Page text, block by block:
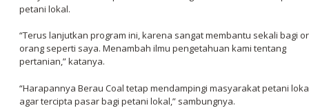
petani lokal.
“Terus lanjutkan program ini, karena sangat membantu sekali bagi
orang seperti saya. Menambah ilmu pengetahuan kami tentang
pertanian,” katanya.
“Harapannya Berau Coal tetap mendampingi masyarakat petani
agar tercipta pasar bagi petani lokal,” sambungnya.